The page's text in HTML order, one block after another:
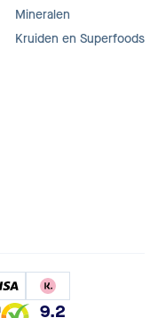
Mineralen
Kruiden en Superfoods
9.2